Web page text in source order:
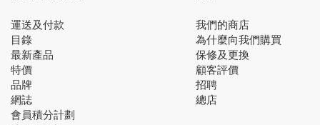
運送及付款
目錄
最新產品
特價
品牌
網誌
會員積分計劃
我們的商店
為什麼向我們購買
保修及更換
顧客評價
招聘
總店